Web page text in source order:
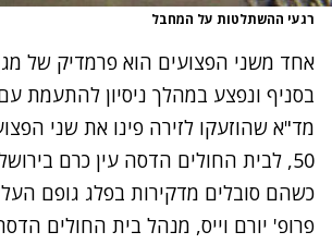
רגעי ההשתלטות על המחבל
אחד משני הפצועים הוא פרמדיק של
בסניף ונפצע במהלך ניסיון להתעמת
מד"א שהוזעקו לזירה פינו את שני
50, לבית החולים הדסה עין כרם
כשהם סובלים מדקירות בפלג גופם
פרופ' יורם וייס, מנהל בית החולים